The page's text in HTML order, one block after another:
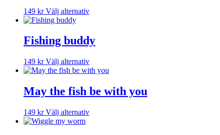
De
kan
väljas
produktsidan
149 kr Välj alternativDen
har
flera
De
olika
kan
väljas
produktsidan
Fishing buddy
149 kr Välj alternativDen
här
har
flera
De
May the fish be with you
149 kr Välj alternativDen